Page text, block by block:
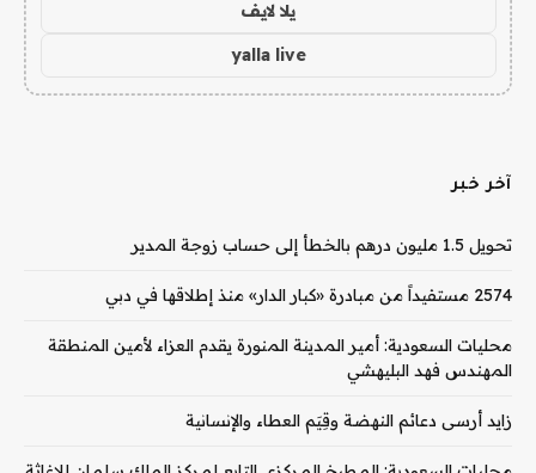
يلا لايف
yalla live
آخر خبر
تحويل 1.5 مليون درهم بالخطأ إلى حساب زوجة المدير
2574 مستفيداً من مبادرة «كبار الدار» منذ إطلاقها في دبي
محليات السعودية: أمير المدينة المنورة يقدم العزاء لأمين المنطقة
المهندس فهد البليهشي
زايد أرسى دعائم النهضة وقِيَم العطاء والإنسانية